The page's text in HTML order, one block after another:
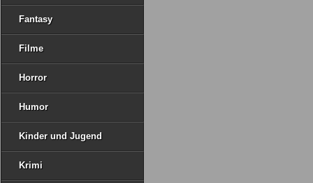
Fantasy
Filme
Horror
Humor
Kinder und Jugend
Krimi